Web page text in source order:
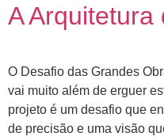
A Arquitetura
O Desafio das Grandes
vai muito além de erguer
projeto é um desafio que
de precisão e uma visão